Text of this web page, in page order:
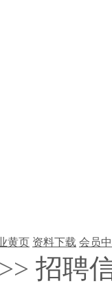
黄页 资料下载 会员
>> 招聘